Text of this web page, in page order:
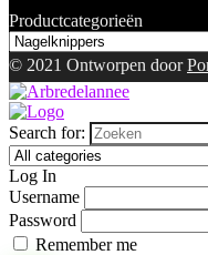
Productcategorieën
© 2021 Ontworpen door
Search for:
Log In
Username
Password
Remember me